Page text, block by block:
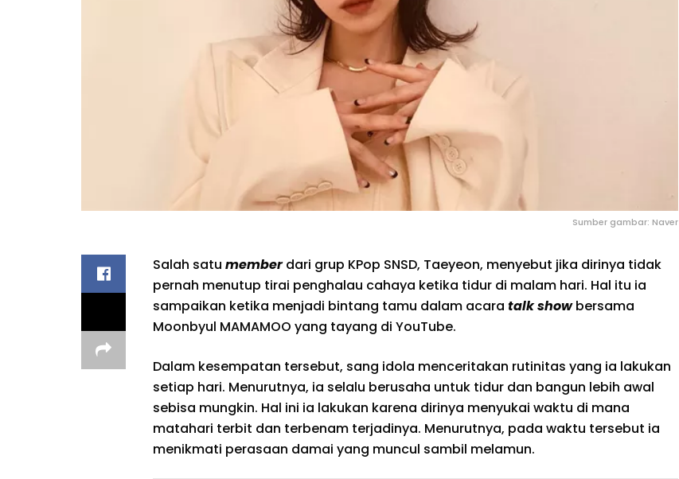
Sumber gambar: Naver
Salah satu memberdari grup KPop SNSD, Taeyeon, menyebut jika dirinya tidak
pernah menutup tirai penghalau cahaya ketika tidur di malam hari. Hal itu ia
sampaikan ketika menjadi bintang tamu dalam acara talk showbersama
Moonbyul MAMAMOO yang tayang di YouTube.
Dalam kesempatan tersebut, sang idola menceritakan rutinitas yang ia lakukan
setiap hari. Menurutnya, ia selalu berusaha untuk tidur dan bangun lebih awal
sebisa mungkin. Hal ini ia lakukan karena dirinya menyukai waktu di mana
matahari terbit dan terbenam terjadinya. Menurutnya, pada waktu tersebut ia
menikmati perasaan damai yang muncul sambil melamun.